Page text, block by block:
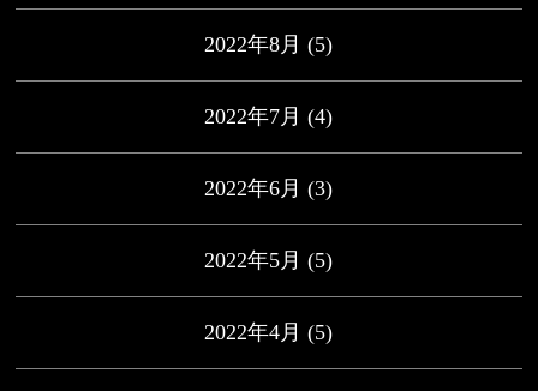
2022年8月 (5)
2022年7月 (4)
2022年6月 (3)
2022年5月 (5)
2022年4月 (5)